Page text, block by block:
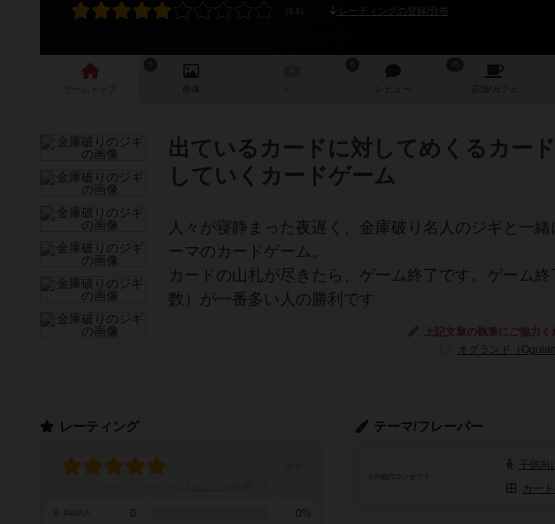
レーティングの登録/分布
ゲーム 画像 レビュー 店舗/ カフェ
出ているカードに対してめくるカー
していくカードゲーム
人々が寝静まった夜遅く、金庫破り名人のジギと一
ーマのカードゲーム。
カードの山札が尽きたら、ゲーム終了です。ゲーム
数）が一番多い人の勝利です
上記文章の執筆にご協力
オグランド（
テーマ/フレーバー
その他のコンセプト
子供向
カー
レーティング
0 0%